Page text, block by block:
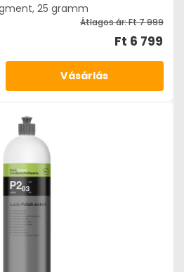
25 gramm
Átlagos ár:Ft 7 999
Ft 6 799